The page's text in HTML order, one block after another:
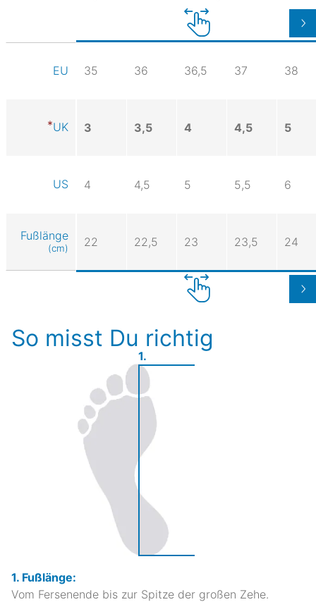
EU 35 36 36,5 37 38
UK 3 3,5 4 4,5 5
US 4 4,5 5 5,5 6
Fußlänge
(cm) 22 22,5 23 23,5 24
So misst Du richtig
1.
1. Fußlänge:
Vom Fersenende bis zur Spitze der großen Zehe.